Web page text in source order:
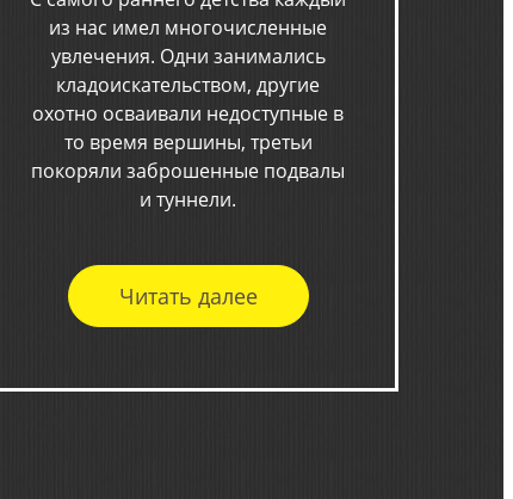
из нас имел многочисленные
увлечения. Одни занимались
кладоискательством, другие
охотно осваивали недоступные в
то время вершины, третьи
покоряли заброшенные подвалы
и туннели.
Читать далее